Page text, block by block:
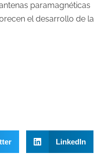
paramagnéticas
el desarrollo de la
LinkedIn